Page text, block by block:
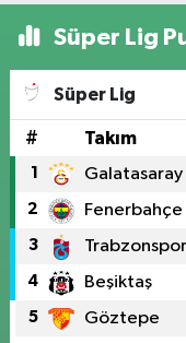
Süper Lig
Süper Lig
# Takım
1 Galatasaray
2 Fenerbahçe
3 Trabzonspor
4 Beşiktaş
5 Göztepe